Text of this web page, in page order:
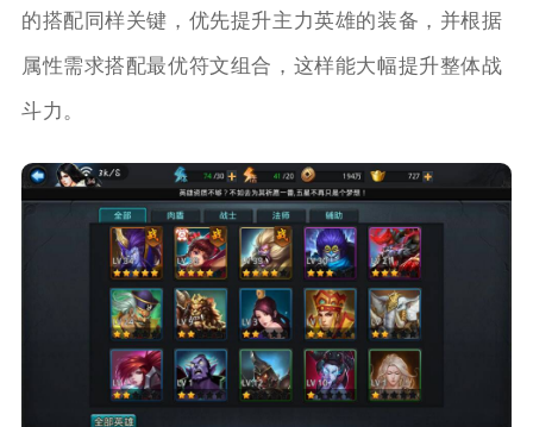
的搭配同样关键，优先提升主力英雄的装备，并根据
属性需求搭配最优符文组合，这样能大幅提升整体战
斗力。